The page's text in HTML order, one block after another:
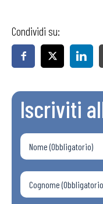
Condividi su:
Iscriviti